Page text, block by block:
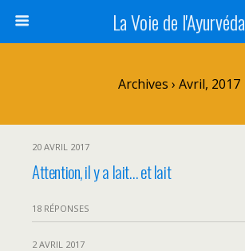
La Voie de l'Ayurvéda
Archives › Avril, 2017
20 AVRIL 2017
Attention, il y a lait… et lait
18 RÉPONSES
2 AVRIL 2017